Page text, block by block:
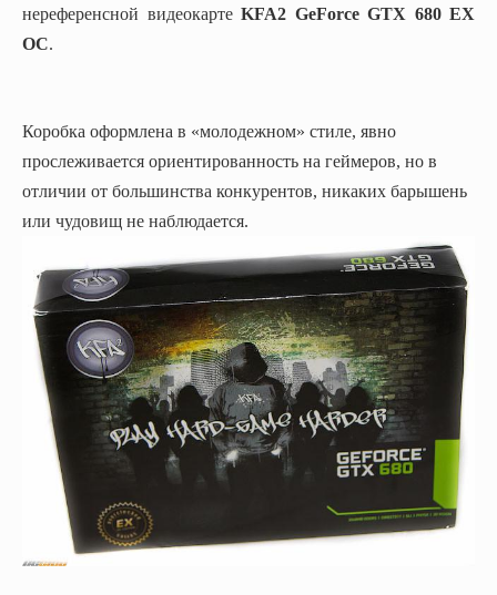
нереференсной видеокарте KFA2 GeForce GTX 680 EX
OC.
Коробка оформлена в «молодежном» стиле, явно
прослеживается ориентированность на геймеров, но в
отличии от большинства конкурентов, никаких барышень
или чудовищ не наблюдается.